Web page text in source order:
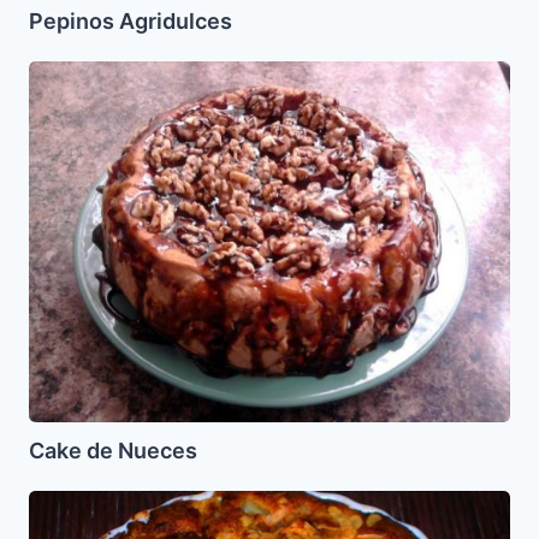
Pepinos Agridulces
Cake
de
Nueces
Cake de Nueces
Tarta
de